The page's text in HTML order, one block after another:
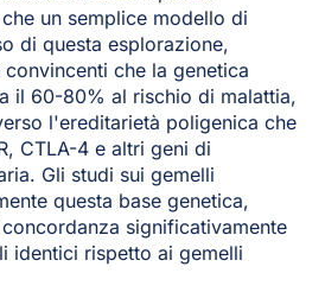
un semplice modello di
di questa esplorazione,
che la genetica
il 60-80% al rischio di malattia,
l'ereditarietà poligenica che
CTLA-4 e altri geni di
Gli studi sui gemelli
questa base genetica,
significativamente
identici rispetto ai gemelli